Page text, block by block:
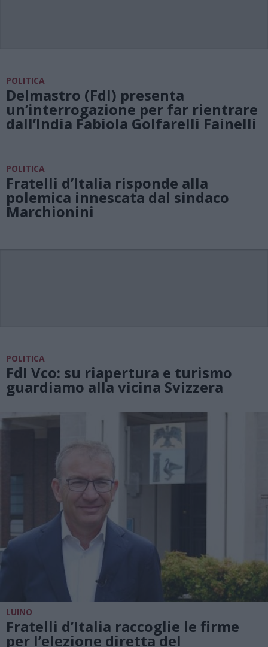
POLITICA
Delmastro (FdI) presenta
un’interrogazione per far rientrare
dall’India Fabiola Golfarelli Fainelli
POLITICA
Fratelli d’Italia risponde alla
polemica innescata dal sindaco
Marchionini
POLITICA
FdI Vco: su riapertura e turismo
guardiamo alla vicina Svizzera
LUINO
Fratelli d’Italia raccoglie le firme
per l’elezione diretta del